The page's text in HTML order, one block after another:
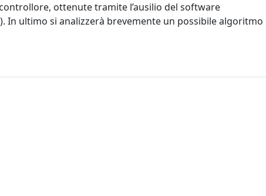
ottenute tramite l’ausilio del software
In ultimo si analizzerà brevemente un possibile algoritmo